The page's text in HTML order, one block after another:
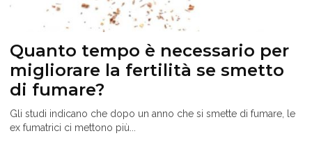
Quanto tempo è necessario per
migliorare la fertilità se smetto
di fumare?
Gli studi indicano che dopo un anno che si smette di fumare, le
ex fumatrici ci mettono più...